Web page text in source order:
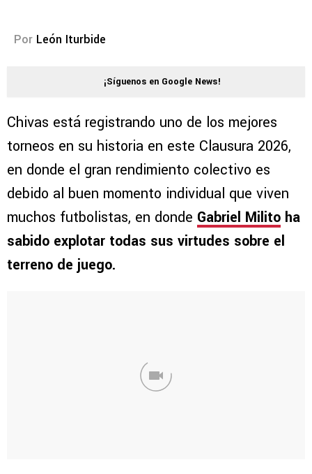
Por León Iturbide
¡Síguenos en Google News!
Chivas está registrando uno de los mejores
torneos en su historia en este Clausura 2026,
en donde el gran rendimiento colectivo es
debido al buen momento individual que viven
muchos futbolistas, en donde Gabriel Milito ha
sabido explotar todas sus virtudes sobre el
terreno de juego.